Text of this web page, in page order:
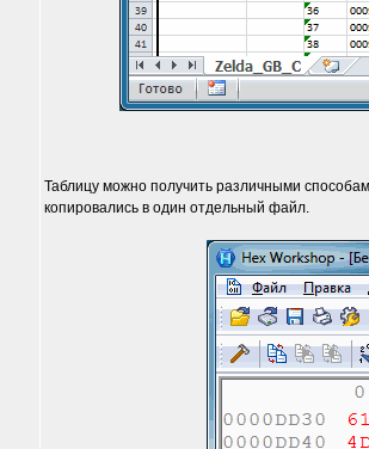
Таблицу можно получить различными
копировались в один отдельный файл.